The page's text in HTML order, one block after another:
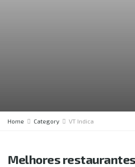
Home Category VT Indica
Melhores